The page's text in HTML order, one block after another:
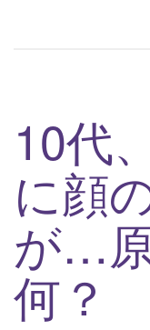
10代
に顔
が…
何？